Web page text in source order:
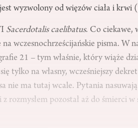
wyzwolony od więzów ciała i krwi
Sacerdotalis caelibatus. Co ciekawe,
wczesnochrześcijańskie pisma. W
21 – tym właśnie, który wiąże
tylko na własny, wcześniejszy
nie ma tutaj wcale. Pytania
rozmysłem pozostał aż do śmierci w